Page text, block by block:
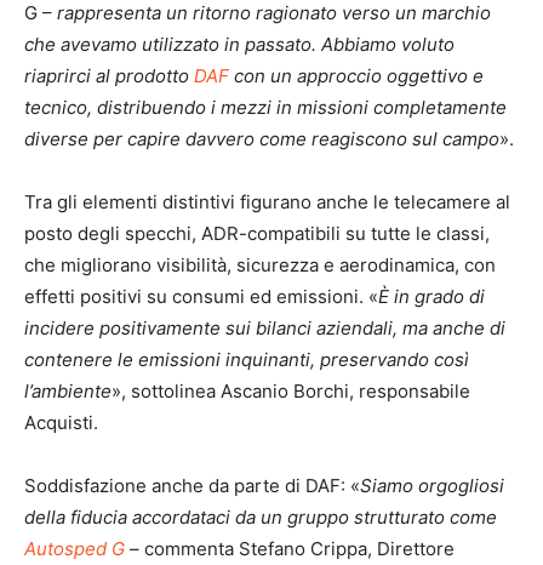
G – rappresenta un ritorno ragionato verso un marchio
che avevamo utilizzato in passato. Abbiamo voluto
riaprirci al prodotto DAF con un approccio oggettivo e
tecnico, distribuendo i mezzi in missioni completamente
diverse per capire davvero come reagiscono sul campo».
Tra gli elementi distintivi figurano anche le telecamere al
posto degli specchi, ADR-compatibili su tutte le classi,
che migliorano visibilità, sicurezza e aerodinamica, con
effetti positivi su consumi ed emissioni. «È in grado di
incidere positivamente sui bilanci aziendali, ma anche di
contenere le emissioni inquinanti, preservando così
l’ambiente», sottolinea Ascanio Borchi, responsabile
Acquisti.
Soddisfazione anche da parte di DAF: «Siamo orgogliosi
della fiducia accordataci da un gruppo strutturato come
Autosped G – commenta Stefano Crippa, Direttore